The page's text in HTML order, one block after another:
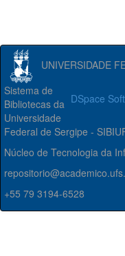
UNIVERSIDADE
DSpace
Sistema de
Bibliotecas da
Universidade
Federal de Sergipe -
Núcleo de Tecnologia da
+55 79 3194-6528